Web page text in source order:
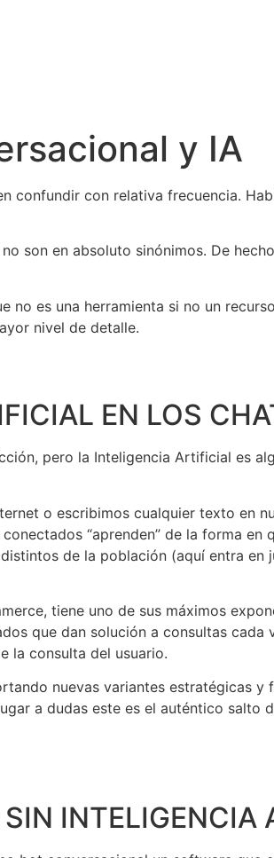
y IA
confundir con relativa frecuencia.
son en absoluto sinónimos. De
es una herramienta si no un
nivel de detalle.
EN LOS
pero la Inteligencia Artificial es
o escribimos cualquier texto en
“aprenden” de la forma
de la población (aquí entra
tiene uno de sus máximos
que dan solución a consultas
la consulta del usuario.
nuevas variantes estratégicas y
a dudas este es el auténtico salto
INTELIGENCIA